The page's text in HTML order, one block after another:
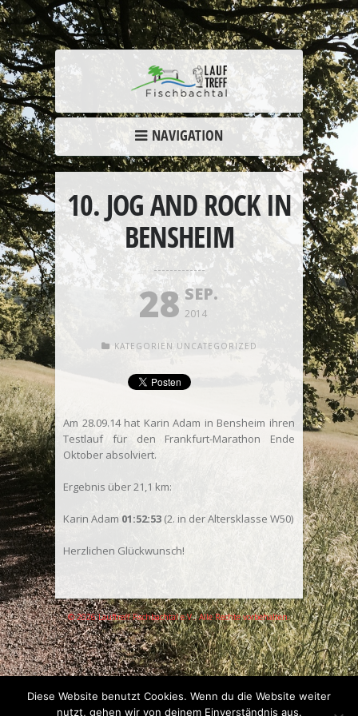
NAVIGATION
10. JOG AND ROCK IN
BENSHEIM
28 SEP.
2014
KATEGORIEN UNCATEGORIZED
Am 28.09.14 hat Karin Adam in Bensheim ihren
Testlauf für den Frankfurt-Marathon Ende
Oktober absolviert.
Ergebnis über 21,1 km:
Karin Adam 01:52:53 (2. in der Altersklasse W50)
Herzlichen Glückwunsch!
© 2026 Lauftreff Fischbachtal e.V.. Alle Rechte vorbehalten.
Diese Website benutzt Cookies. Wenn du die Website weiter
nutzt, gehen wir von deinem Einverständnis aus.